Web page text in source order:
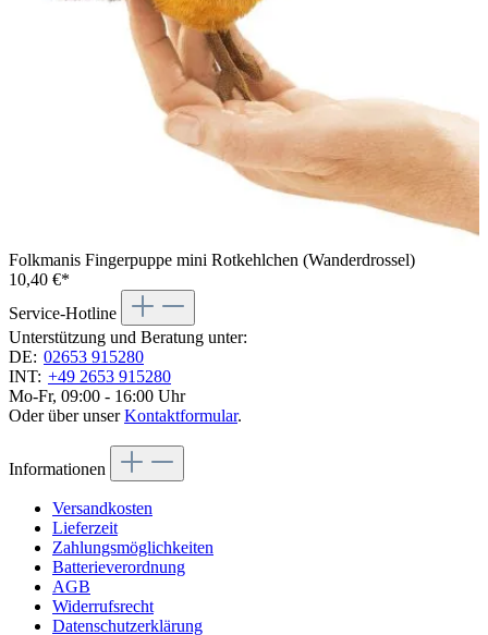
Folkmanis Fingerpuppe mini Rotkehlchen (Wanderdrossel)
10,40 €*
Service-Hotline
Unterstützung und Beratung unter:
DE: 02653 915280
INT: +49 2653 915280
Mo-Fr, 09:00 - 16:00 Uhr
Oder über unserKontaktformular.
Informationen
Versandkosten
Lieferzeit
Zahlungsmöglichkeiten
Batterieverordnung
AGB
Widerrufsrecht
Datenschutzerklärung